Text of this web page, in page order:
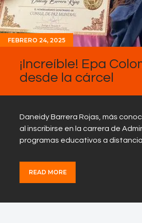
FEBRERO 24, 2025
¡Increíble! Epa
desde la cárcel
Daneidy Barrera Rojas, más
al inscribirse en la carrera de
programas educativos a
READ MORE